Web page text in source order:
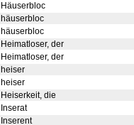
Häuserbloc
häuserbloc
häuserbloc
Heimatloser, der
Heimatloser, der
heiser
heiser
Heiserkeit, die
Inserat
Inserent